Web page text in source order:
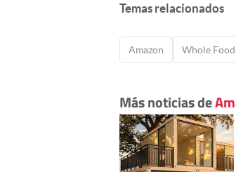
Temas relacionados
Amazon Whole
Más noticias de